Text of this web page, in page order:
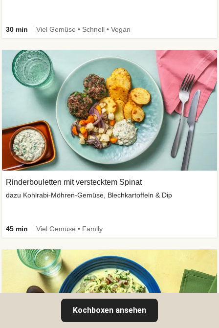
30 min Viel Gemüse • Schnell • Vegan
Rinderbouletten mit verstecktem Spinat
dazu Kohlrabi-Möhren-Gemüse, Blechkartoffeln & Dip
45 min Viel Gemüse • Family
Kochboxen ansehen